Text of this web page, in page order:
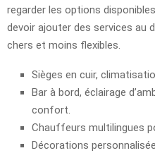
regarder les options
devoir ajouter des services au
chers et moins flexibles.
Sièges en cuir,
Bar à bord, éclairage
confort.
Chauffeurs multilingues
Décorations